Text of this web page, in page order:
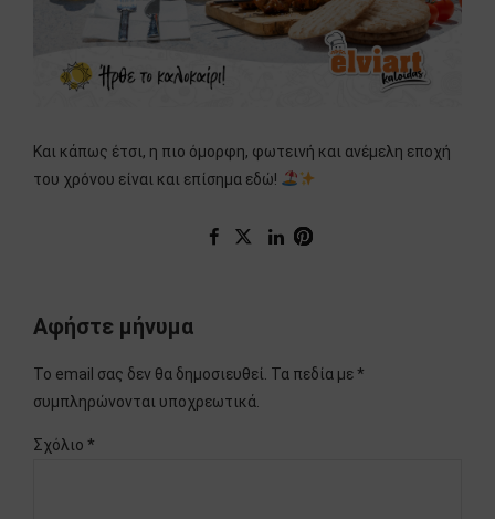
Και κάπως έτσι, η πιο όμορφη, φωτεινή και ανέμελη εποχή
του χρόνου είναι και επίσημα εδώ!
Αφήστε μήνυμα
Το email σας δεν θα δημοσιευθεί. Τα πεδία με *
συμπληρώνονται υποχρεωτικά.
Σχόλιο *